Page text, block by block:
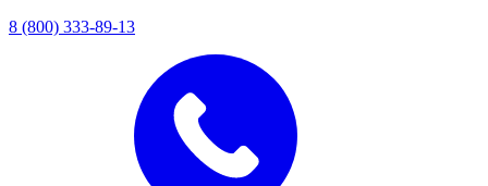
8 (800) 333-89-13